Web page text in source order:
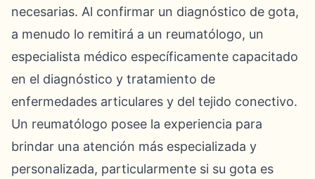
necesarias. Al confirmar un diagnóstico de gota,
a menudo lo remitirá a un reumatólogo, un
especialista médico específicamente capacitado
en el diagnóstico y tratamiento de
enfermedades articulares y del tejido conectivo.
Un reumatólogo posee la experiencia para
brindar una atención más especializada y
personalizada, particularmente si su gota es